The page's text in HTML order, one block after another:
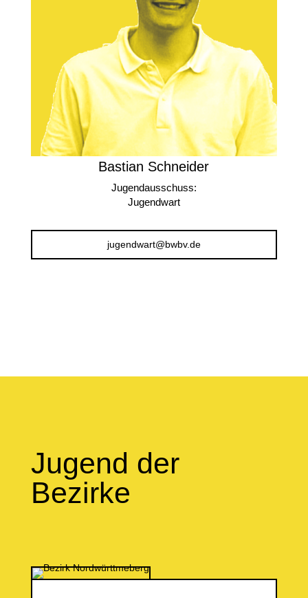
Bastian Schneider
Jugendausschuss:
Jugendwart
jugendwart@bwbv.de
Jugend der
Bezirke